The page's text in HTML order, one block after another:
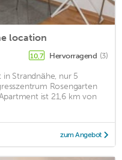
location
10,7 Hervorragend (3)
Strandnähe, nur 5
Rosengarten
ist 21,6 km von
zum Angebot